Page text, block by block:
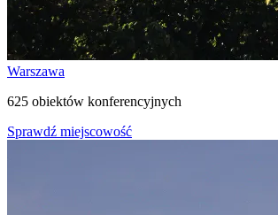
Warszawa
625 obiektów konferencyjnych
Sprawdź miejscowość